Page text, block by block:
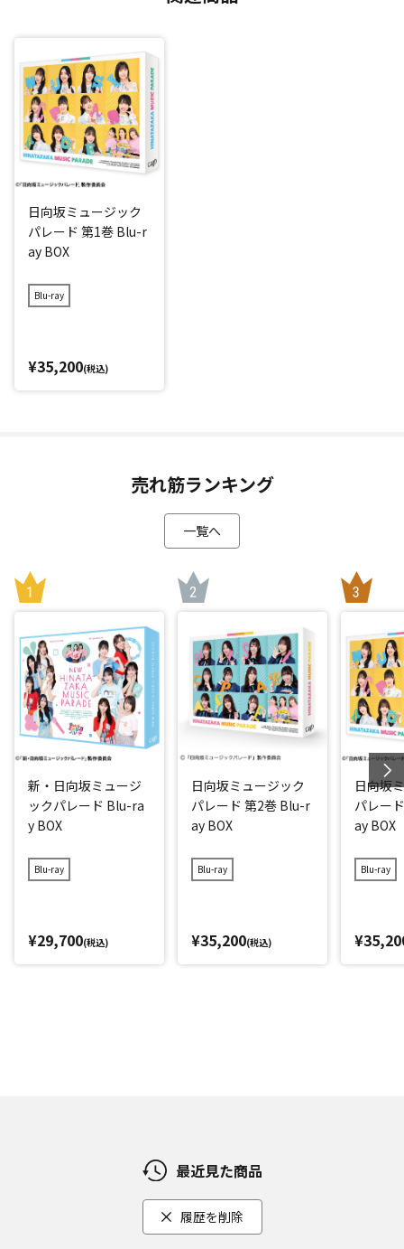
日向坂ミュージック
パレード 第1巻 Blu-r
ay BOX
Blu-ray
¥35,200(税込)
売れ筋ランキング
一覧へ
新・日向坂ミュージ
ックパレード Blu-ra
y BOX
Blu-ray
¥29,700(税込)
日向坂ミュージック
パレード 第2巻 Blu-r
ay BOX
Blu-ray
¥35,200(税込)
日向坂
パレー
ay BOX
Blu-ray
最近見た商品
履歴を削除